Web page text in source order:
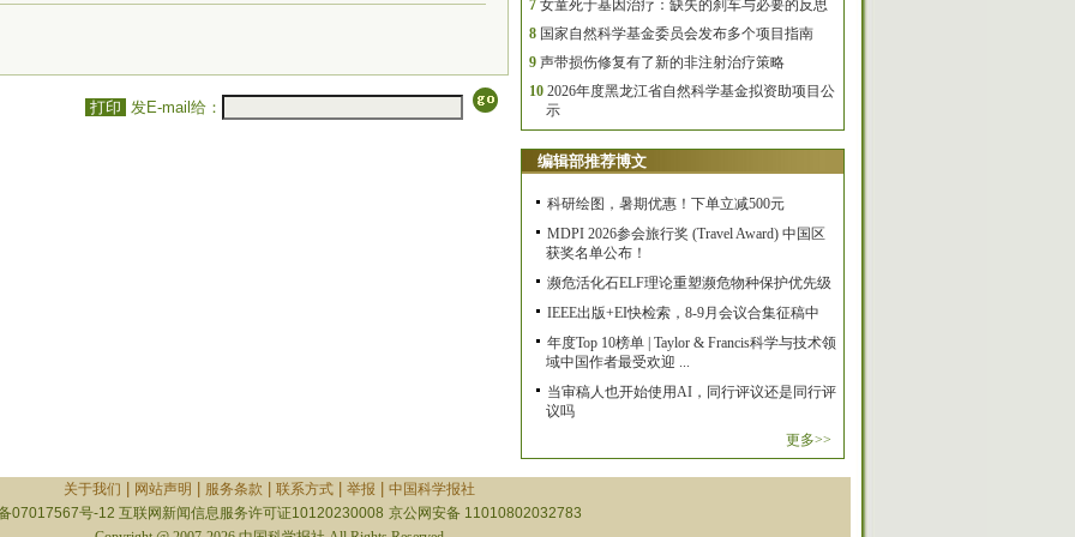
打印 发E-mail给：
7 女童死于基因治疗：缺失的刹车与必要的反思
8 国家自然科学基金委员会发布多个项目指南
9 声带损伤修复有了新的非注射治疗策略
10 2026年度黑龙江省自然科学基金拟资助项目公
示
编辑部推荐博文
科研绘图，暑期优惠！下单立减500元
MDPI 2026参会旅行奖 (Travel Award) 中国区
获奖名单公布！
濒危活化石ELF理论重塑濒危物种保护优先级
IEEE出版+EI快检索，8-9月会议合集征稿中
年度Top 10榜单 | Taylor & Francis科学与技术领
域中国作者最受欢迎 ...
当审稿人也开始使用AI，同行评议还是同行评
议吗
更多>>
关于我们 网站声明 服务条款 联系方式| 举报
中国科学报社
07017567号-12 互联网新闻信息服务许可证10120230008 京公网安备 11010802032783